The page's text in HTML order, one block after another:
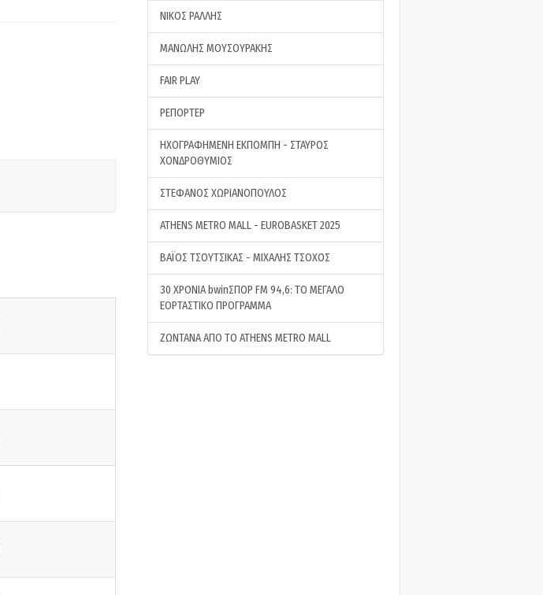
ΝΙΚΟΣ ΡΑΛΛΗΣ
ΜΑΝΩΛΗΣ ΜΟΥΣΟΥΡΑΚΗΣ
FAIR PLAY
ΡΕΠΟΡΤΕΡ
ΗΧΟΓΡΑΦΗΜΕΝΗ ΕΚΠΟΜΠΗ - ΣΤΑΥΡΟΣ
ΧΟΝΔΡΟΘΥΜΙΟΣ
ΣΤΕΦΑΝΟΣ ΧΩΡΙΑΝΟΠΟΥΛΟΣ
ATHENS METRO MALL - EUROBASKET 2025
ΒΑΪΟΣ ΤΣΟΥΤΣΙΚΑΣ - ΜΙΧΑΛΗΣ ΤΣΟΧΟΣ
30 ΧΡΟΝΙΑ bwinΣΠΟΡ FM 94,6: ΤΟ ΜΕΓΑΛΟ
ΕΟΡΤΑΣΤΙΚΟ ΠΡΟΓΡΑΜΜΑ
ΖΩΝΤΑΝΑ ΑΠΟ ΤΟ ATHENS METRO MALL